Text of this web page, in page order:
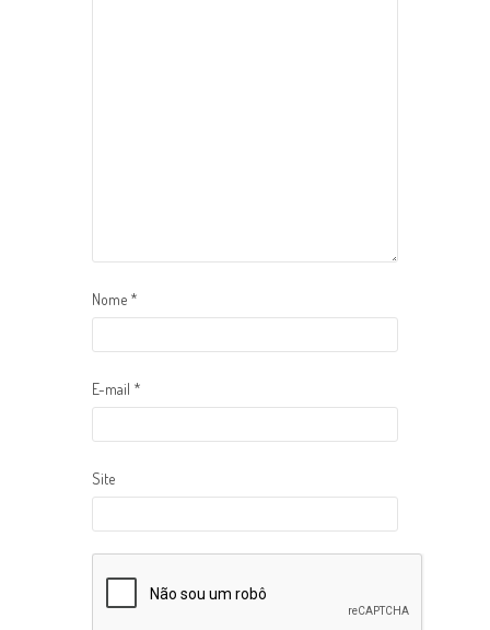
Nome *
E-mail *
Site